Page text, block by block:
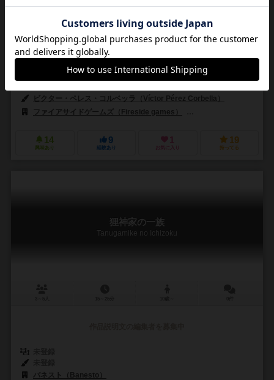
作品説明文の編集者を募集中
ビクター・ペレス・コルベッラ（Víctor Pérez Corbella）
ファイアサイドゲームズ（Fireside games）
14
興味あり
9
経験あり
1
お気に入り
19
持ってる
狸神家の一族
Tanugamike no Ichizoku
バネスト（Banesto）